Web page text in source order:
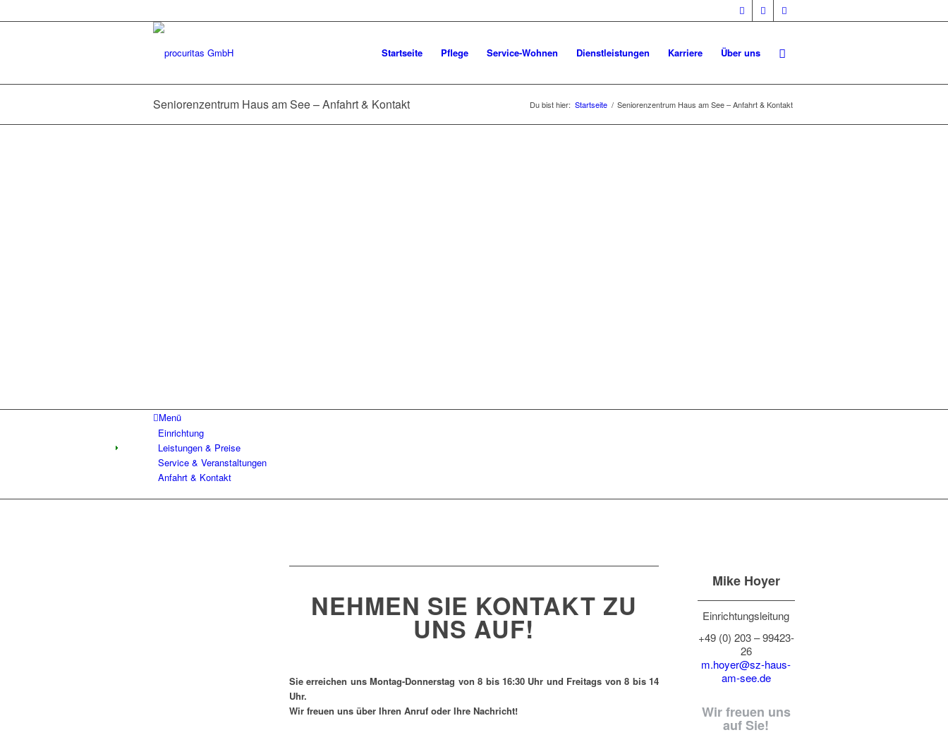
Startseite Pflege Service-Wohnen Dienstleistungen Karriere Über uns
Seniorenzentrum Haus am See – Anfahrt & Kontakt Du bist hier: Startseite / Seniorenzentrum Haus am See – Anfahrt & Kontakt
Menü
Einrichtung
Leistungen & Preise
Service & Veranstaltungen
Anfahrt & Kontakt
NEHMEN SIE KONTAKT ZU
UNS AUF!
Sie erreichen uns Montag-Donnerstag von 8 bis 16:30 Uhr und Freitags von 8 bis 14
Uhr.
Wir freuen uns über Ihren Anruf oder Ihre Nachricht!
Mike Hoyer
Einrichtungsleitung
+49 (0) 203 – 99423-
26
m.hoyer@sz-haus-
am-see.de
Wir freuen uns
auf Sie!